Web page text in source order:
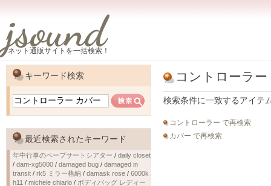
jsound
ネット通販サイトを一括検索！
コントローラ
検索条件に一致するアイテ
コントローラー で再検索
カバー で再検索
キーワード検索
最近検索されたキーワード
年中行事のペープサートシアター / daily closet
/ dam-xg5000 / damaged bug / damaged in
transit / rk5 ミラー格納 / damask rose / 6000k
h11 / michele chiarlo / ボディバッグ レディー